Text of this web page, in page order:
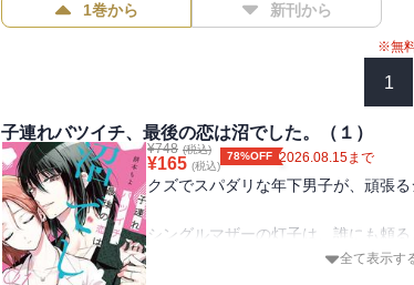
1巻から 新刊から
※無
1
子連れバツイチ、最後の恋は沼でした。（１）
¥748 (税込)
¥165 (税込)
78%OFF 2026.08.15まで
クズでスパダリな年下男子が、頑張
シングルマザーの灯子は、誰にも頼
忙しな毎日を送っていた。 全て表示す